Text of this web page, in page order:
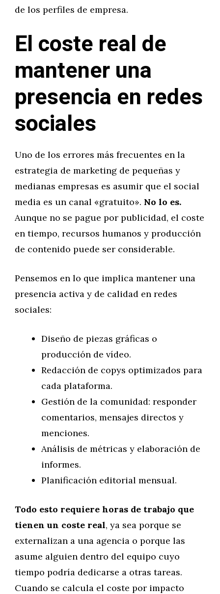
de los perfiles de empresa.
El coste real de
mantener una
presencia en redes
sociales
Uno de los errores más frecuentes en la
estrategia de marketing de pequeñas y
medianas empresas es asumir que el social
media es un canal «gratuito». No lo es.
Aunque no se pague por publicidad, el coste
en tiempo, recursos humanos y producción
de contenido puede ser considerable.
Pensemos en lo que implica mantener una
presencia activa y de calidad en redes
sociales:
Diseño de piezas gráficas o
producción de vídeo.
Redacción de copys optimizados para
cada plataforma.
Gestión de la comunidad: responder
comentarios, mensajes directos y
menciones.
Análisis de métricas y elaboración de
informes.
Planificación editorial mensual.
Todo esto requiere horas de trabajo que
tienen un coste real, ya sea porque se
externalizan a una agencia o porque las
asume alguien dentro del equipo cuyo
tiempo podría dedicarse a otras tareas.
Cuando se calcula el coste por impacto